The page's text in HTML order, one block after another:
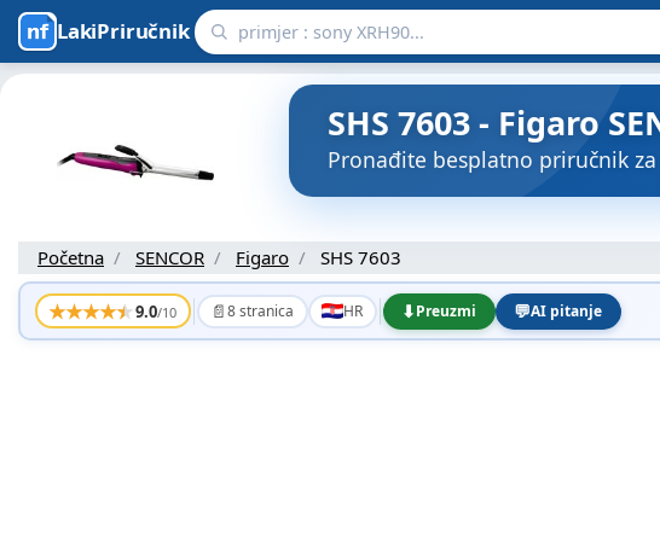
LakiPriručnik
SHS 7603 - Figaro
Pronađite besplatno priručnik za
Početna SENCOR Figaro SHS 7603
★★★★★9.0/10 📄8 stranica HR ⬇Preuzmi 💬AI pitanje